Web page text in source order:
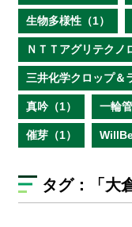
生物多様性（1）
ＮＴＴアグリテクノ
三井化学クロップ＆
真吟（1） 一輪
催芽（1） WillBe
タグ： 「大